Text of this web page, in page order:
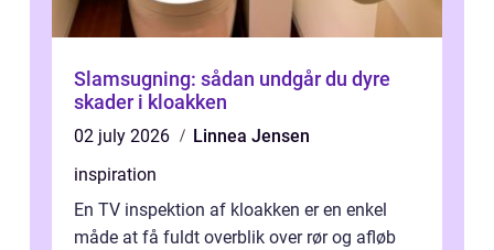
Slamsugning: sådan undgår du dyre
skader i kloakken
02 july 2026
Linnea Jensen
inspiration
En TV inspektion af kloakken er en enkel
måde at få fuldt overblik over rør og afløb